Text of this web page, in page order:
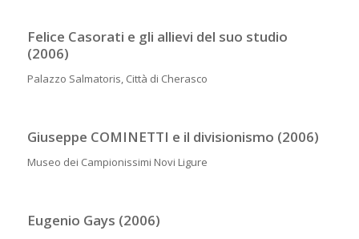
Felice Casorati e gli allievi del suo studio
(2006)
Palazzo Salmatoris, Città di Cherasco
Giuseppe COMINETTI e il divisionismo (2006)
Museo dei Campionissimi Novi Ligure
Eugenio Gays (2006)